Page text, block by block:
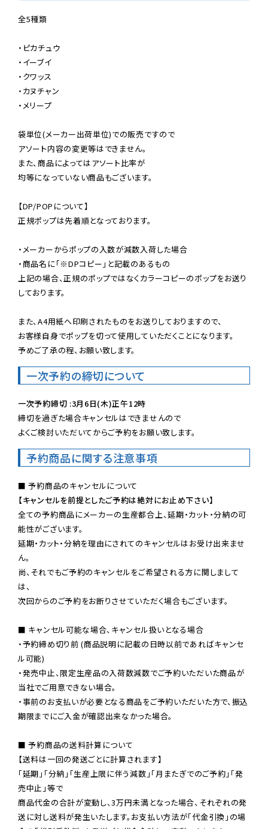
全5種類
・ピカチュウ
・イーブイ
・クワッス
・カヌチャン
・メリープ
袋単位(メーカー出荷単位)での販売ですので
アソート内容の変更等はできません。
また、商品によってはアソート比率が
均等になっていない商品もございます。
【DP/POPについて】
正規ポップは先着順となっております。
・メーカーからポップの入数が減数入荷した場合
・商品名に「※DPコピー」と記載のあるもの
上記の場合、正規のポップではなくカラーコピーのポップをお送り
しております。
また、A4用紙へ印刷されたものをお送りしておりますので、
お客様自身でポップを切って使用していただくことになります。
予めご了承の程、お願い致します。
一次予約の締切について
一次予約締切 :3月6日(木)正午12時
締切を過ぎた場合キャンセルはできませんので
よくご検討いただいてからご予約をお願い致します。
予約商品に関する注意事項
【キャンセルを前提としたご予約は絶対にお止め下さい】
全ての予約商品にメーカーの生産都合上、延期・カット・分納の可
能性がございます。
延期・カット・分納を理由にされてのキャンセルはお受け出来ませ
ん。
尚、それでもご予約のキャンセルをご希望される方に関しまして
は、
次回からのご予約をお断りさせていただく場合もございます。
■ キャンセル可能な場合、キャンセル扱いとなる場合
・予約締め切り前 (商品説明に記載の日時以前であればキャンセ
ル可能)
・発売中止、限定生産品の入荷数減数でご予約いただいた商品が
当社でご用意できない場合。
・事前のお支払いが必要となる商品をご予約いただいた方で、振込
期限までにご入金が確認出来なかった場合。
■ 予約商品の送料計算について
【送料は一回の発送ごとに計算されます】
「延期」「分納」「生産上限に伴う減数」「月またぎでのご予約」「発
売中止」等で
商品代金の合計が変動し、3万円未満となった場合、それぞれの発
送に対し送料が発生いたします。お支払い方法が「代金引換」の場